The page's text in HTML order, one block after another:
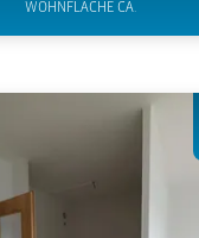
WOHNFLÄCHE CA.